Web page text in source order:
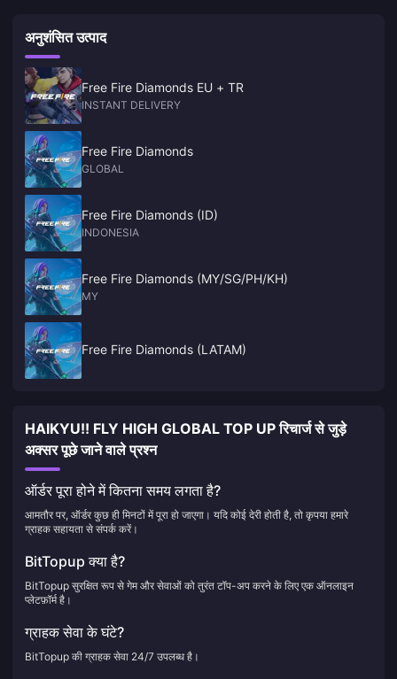
अनुशंसित उत्पाद
Free Fire Diamonds EU + TR
INSTANT DELIVERY
Free Fire Diamonds
GLOBAL
Free Fire Diamonds (ID)
INDONESIA
Free Fire Diamonds (MY/SG/PH/KH)
MY
Free Fire Diamonds (LATAM)
HAIKYU!! FLY HIGH GLOBAL TOP UP रिचार्ज से जुड़े
अक्सर पूछे जाने वाले प्रश्न
ऑर्डर पूरा होने में कितना समय लगता है?
आमतौर पर, ऑर्डर कुछ ही मिनटों में पूरा हो जाएगा। यदि कोई देरी होती है, तो कृपया हमारे
ग्राहक सहायता से संपर्क करें।
BitTopup क्या है?
BitTopup सुरक्षित रूप से गेम और सेवाओं को तुरंत टॉप-अप करने के लिए एक ऑनलाइन
प्लेटफ़ॉर्म है।
ग्राहक सेवा के घंटे?
BitTopup की ग्राहक सेवा 24/7 उपलब्ध है।